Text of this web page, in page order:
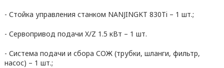
- Стойка управления станком NANJINGKT 830Ti – 1 шт.;
- Сервопривод подачи X/Z 1.5 кВт – 1 шт.
- Система подачи и сбора СОЖ (трубки, шланги, фильтр,
насос) – 1 шт.;